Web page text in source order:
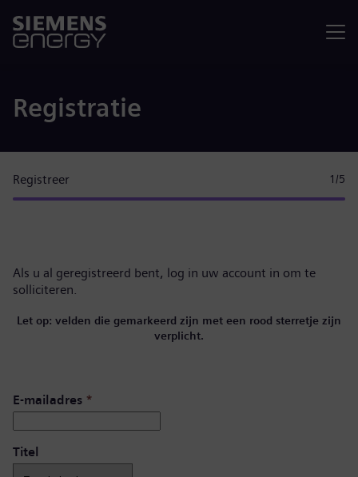
Registratie
Registreer 1 /5
Als u al geregistreerd bent, log in uw account in om te
solliciteren.
Let op: velden die gemarkeerd zijn met een rood sterretje zijn
verplicht.
E-mailadres *
Titel